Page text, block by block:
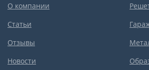
О компании
Статьи
Отзывы
Новости